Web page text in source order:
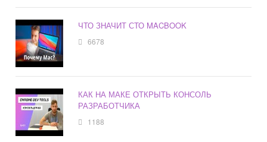
ЧТО ЗНАЧИТ СТО MACBOOK
6678
КАК НА МАКЕ ОТКРЫТЬ КОНСОЛЬ
РАЗРАБОТЧИКА
1188